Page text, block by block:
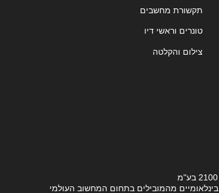
תקשורת מחשבים
טונרים וראשי דיו
צילום והקלטה
מהמובילים בתחום המחשוב העולמי